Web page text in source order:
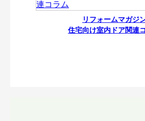
リフォームマガジ
住宅向け室内ドア関連